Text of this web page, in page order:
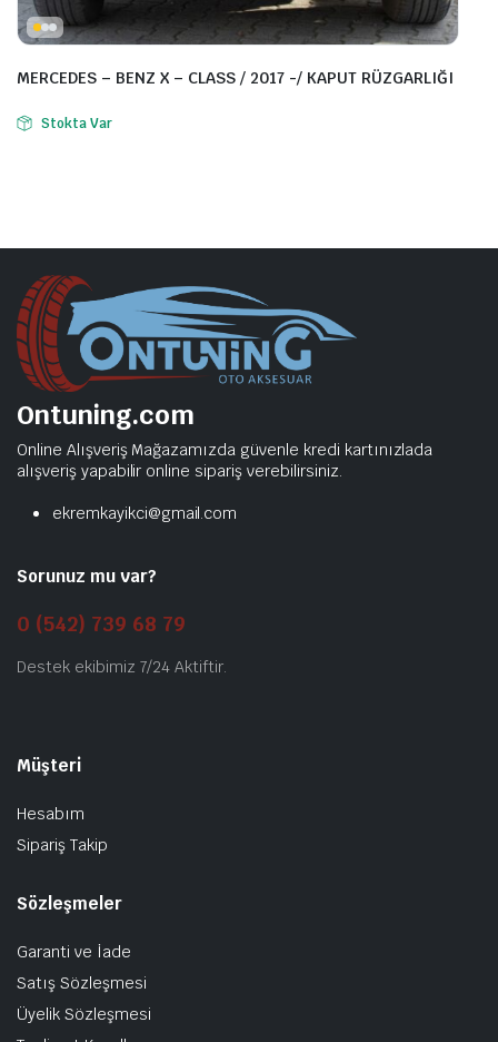
MERCEDES – BENZ X – CLASS / 2017 -/ KAPUT RÜZGARLIĞI
Stokta Var
Ontuning.com
Online Alışveriş Mağazamızda güvenle kredi kartınızlada
alışveriş yapabilir online sipariş verebilirsiniz.
ekremkayikci@gmail.com
Sorunuz mu var?
0 (542) 739 68 79
Destek ekibimiz 7/24 Aktiftir.
Müşteri
Hesabım
Sipariş Takip
Sözleşmeler
Garanti ve İade
Satış Sözleşmesi
Üyelik Sözleşmesi